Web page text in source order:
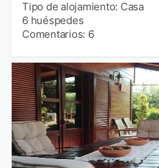
Tipo de alojamiento: Casa
6 huéspedes
Comentarios: 6